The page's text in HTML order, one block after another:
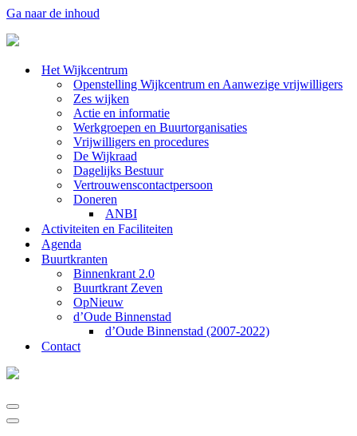
Ga naar de inhoud
Het Wijkcentrum
Openstelling Wijkcentrum en Aanwezige vrijwilligers
Zes wijken
Actie en informatie
Werkgroepen en Buurtorganisaties
Vrijwilligers en procedures
De Wijkraad
Dagelijks Bestuur
Vertrouwenscontactpersoon
Doneren
ANBI
Activiteiten en Faciliteiten
Agenda
Buurtkranten
Binnenkrant 2.0
Buurtkrant Zeven
OpNieuw
d’Oude Binnenstad
d’Oude Binnenstad (2007-2022)
Contact
Navigatie
Menu
Navigatie